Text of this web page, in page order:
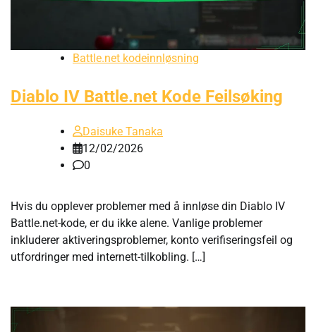
Battle.net kodeinnløsning
Diablo IV Battle.net Kode Feilsøking
Daisuke Tanaka
12/02/2026
0
Hvis du opplever problemer med å innløse din Diablo IV
Battle.net-kode, er du ikke alene. Vanlige problemer
inkluderer aktiveringsproblemer, konto verifiseringsfeil og
utfordringer med internett-tilkobling. […]